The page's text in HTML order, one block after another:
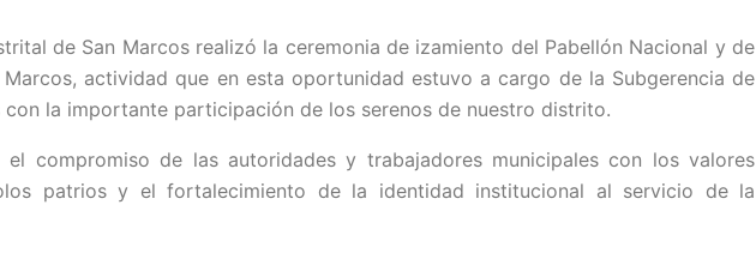
de San Marcos realizó la ceremonia de izamiento del Pabellón Nacional y de
actividad que en esta oportunidad estuvo a cargo de la Subgerencia de
la importante participación de los serenos de nuestro distrito.
el compromiso de las autoridades y trabajadores municipales con los valores
patrios y el fortalecimiento de la identidad institucional al servicio de la